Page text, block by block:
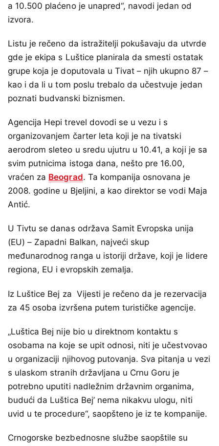
a 10.500 plaćeno je unapred“, navodi jedan od
izvora.
Listu je rečeno da istražitelji pokušavaju da utvrde
gde je ekipa s Luštice planirala da smesti ostatak
grupe koja je doputovala u Tivat – njih ukupno 87 –
kao i da li u tom poslu trebalo da učestvuje jedan
poznati budvanski biznismen.
Agencija Hepi trevel dovodi se u vezu i s
organizovanjem čarter leta koji je na tivatski
aerodrom sleteo u sredu ujutru u 10.41, a koji je sa
svim putnicima istoga dana, nešto pre 16.00,
vraćen za Beograd. Ta kompanija osnovana je
2008. godine u Bjeljini, a kao direktor se vodi Maja
Antić.
U Tivtu se danas održava Samit Evropska unija
(EU) – Zapadni Balkan, najveći skup
međunarodnog ranga u istoriji države, koji je lidere
regiona, EU i evropskih zemalja.
Iz Luštice Bej za Vijesti je rečeno da je rezervacija
za 45 osoba izvršena putem turističke agencije.
„Luštica Bej nije bio u direktnom kontaktu s
osobama na koje se upit odnosi, niti je učestvovao
u organizaciji njihovog putovanja. Sva pitanja u vezi
s ulaskom stranih državljana u Crnu Goru je
potrebno uputiti nadležnim državnim organima,
budući da Luštica Bej’ nema nikakvu ulogu, niti
uvid u te procedure“, saopšteno je iz te kompanije.
Crnogorske bezbednosne službe saopštile su